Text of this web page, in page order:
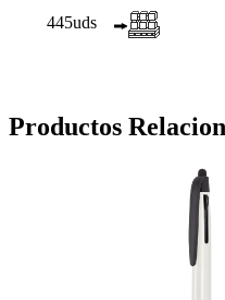
445uds
Productos